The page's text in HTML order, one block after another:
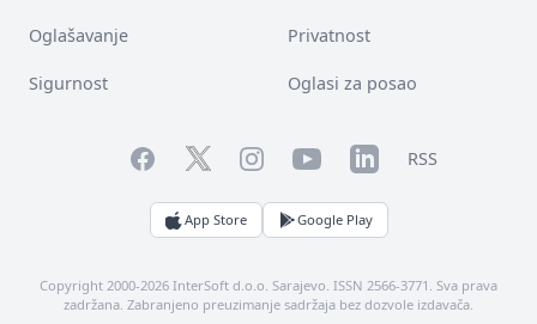
Oglašavanje Privatnost
Sigurnost Oglasi za posao
FacebookTwitterInstagramYouTubeLinkedInRSS
App Store Google Play
Copyright 2000-2026 InterSoft d.o.o. Sarajevo. ISSN 2566-3771. Sva prava
zadržana. Zabranjeno preuzimanje sadržaja bez dozvole izdavača.